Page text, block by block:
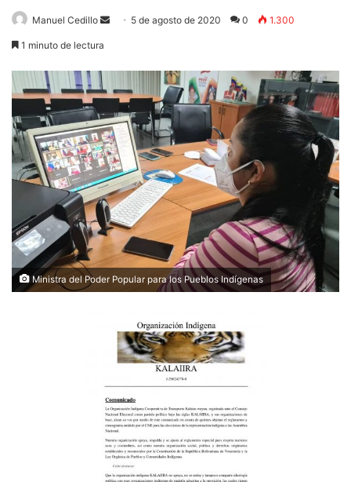
Manuel Cedillo
Send 5 de agosto de 2020 0 1.300
1 minuto de lectura
Ministra del Poder Popular para los Pueblos Indígenas